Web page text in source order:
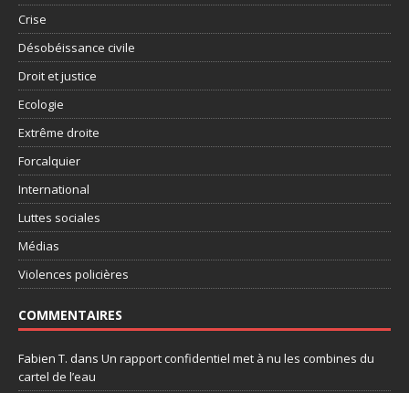
Crise
Désobéissance civile
Droit et justice
Ecologie
Extrême droite
Forcalquier
International
Luttes sociales
Médias
Violences policières
COMMENTAIRES
Fabien T. dans Un rapport confidentiel met à nu les combines du
cartel de l’eau